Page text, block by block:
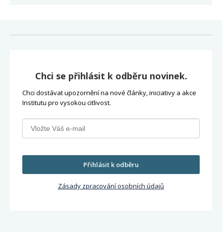
Chci se přihlásit k odběru novinek.
Chci dostávat upozornění na nové články, iniciativy a akce
Institutu pro vysokou citlivost.
Přihlásit k odběru
Zásady zpracování osobních údajů